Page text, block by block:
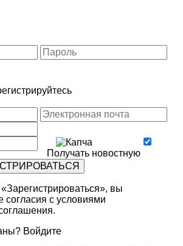
Получать новостную
вы
согласия с условиями
.
Войдите